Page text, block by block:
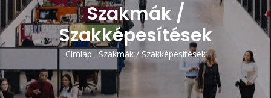
Szakmák /
Szakképesítések
Morzsa
Címlap - Szakmák / Szakképesítések